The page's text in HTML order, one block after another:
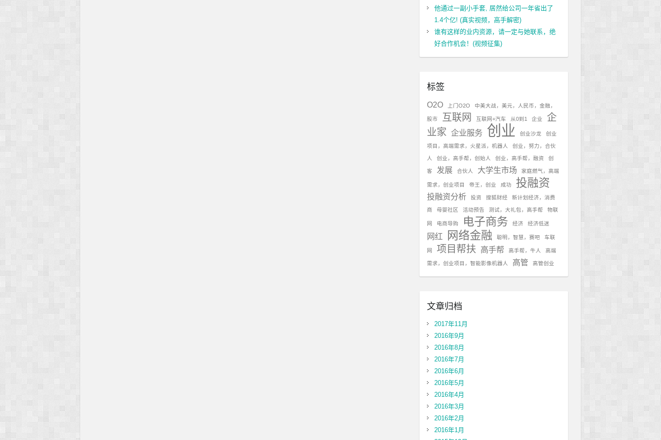
他通过一副小手套, 居然给公司一年省出了
1.4个亿! (真实视频，高手解密)
谁有这样的业内资源，请一定与她联系，绝
好合作机会！(视频征集)
标签
O2O 上门O2O 中美大战，美元，人民币，金融，
股市 互联网 互联网+汽车 从0到1 企业
企
业家 企业服务 创业 创业沙龙 创业
项目，高端需求，火星派，机器人 创业，努力，合伙
人 创业，高手帮，创始人 创业，高手帮，融资 创
客 发展 合伙人 大学生市场 家庭燃气，高端
需求，创业项目 帝王，创业 成功 投融资
投融资分析 投资 搜狐财经 新计划经济，消费
商 母婴社区 活动预告 测试，大礼包，高手帮 物联
网 电商导购 电子商务 经济 经济低迷
网红 网络金融 聪明，智慧，赛吧 车联
网 项目帮扶 高手帮 高手帮，牛人 高端
需求，创业项目，智能影像机器人 高管 高管创业
文章归档
2017年11月
2016年9月
2016年8月
2016年7月
2016年6月
2016年5月
2016年4月
2016年3月
2016年2月
2016年1月